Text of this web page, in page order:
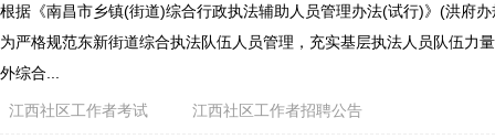
根据《南昌市乡镇(街道)综合行政执法辅助人员管理办法(试行)》(洪府
为严格规范东新街道综合执法队伍人员管理，充实基层执法人员队伍力
外综合...
江西社区工作者考试 江西社区工作者招聘公告